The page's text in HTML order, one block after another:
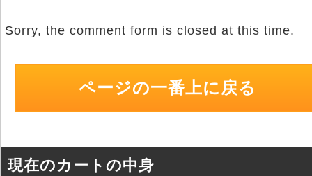
Sorry, the comment form is closed at this time.
ページの一番上に戻る
現在のカートの中身